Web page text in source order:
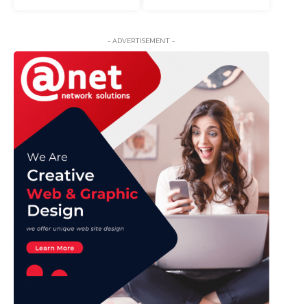
- ADVERTISEMENT -